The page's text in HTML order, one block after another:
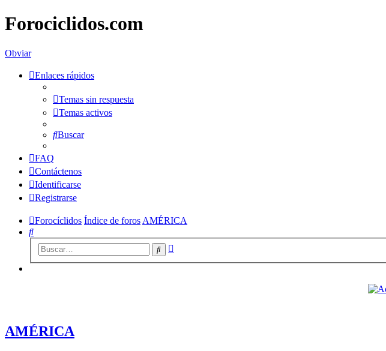
Forociclidos.com
Obviar
Enlaces rápidos
Temas sin respuesta
Temas activos
Buscar
FAQ
Contáctenos
Identificarse
Registrarse
Forocíclidos Índice de foros AMÉRICA
Buscar
Buscar
AMÉRICA